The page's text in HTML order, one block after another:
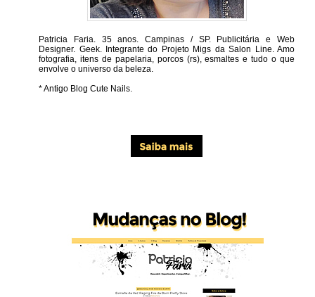
Patricia Faria. 35 anos. Campinas / SP. Publicitária e Web
Designer. Geek. Integrante do Projeto Migs da Salon Line. Amo
fotografia, itens de papelaria, porcos (rs), esmaltes e tudo o que
envolve o universo da beleza.
* Antigo Blog Cute Nails.